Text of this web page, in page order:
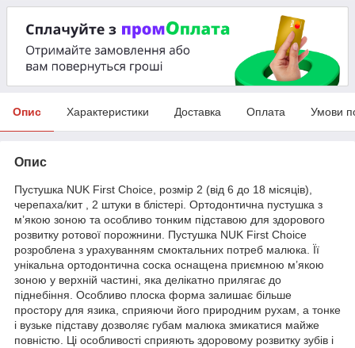
Опис Характеристики Доставка Оплата Умови
Опис
Пустушка NUK First Choice, розмір 2 (від 6 до 18 місяців),
черепаха/кит , 2 штуки в блістері. Ортодонтична пустушка з
м’якою зоною та особливо тонким підставою для здорового
розвитку ротової порожнини. Пустушка NUK First Choice
розроблена з урахуванням смоктальних потреб малюка. Її
унікальна ортодонтична соска оснащена приємною м’якою
зоною у верхній частині, яка делікатно прилягає до
піднебіння. Особливо плоска форма залишає більше
простору для язика, сприяючи його природним рухам, а тонке
і вузьке підставу дозволяє губам малюка змикатися майже
повністю. Ці особливості сприяють здоровому розвитку зубів і